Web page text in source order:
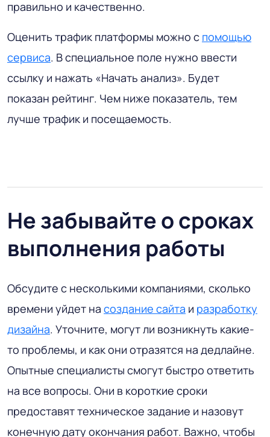
правильно и качественно.
Оценить трафик платформы можно с помощью
сервиса. В специальное поле нужно ввести
ссылку и нажать «Начать анализ». Будет
показан рейтинг. Чем ниже показатель, тем
лучше трафик и посещаемость.
Не забывайте о сроках
выполнения работы
Обсудите с несколькими компаниями, сколько
времени уйдет на создание сайта и разработку
дизайна. Уточните, могут ли возникнуть какие-
то проблемы, и как они отразятся на дедлайне.
Опытные специалисты смогут быстро ответить
на все вопросы. Они в короткие сроки
предоставят техническое задание и назовут
конечную дату окончания работ. Важно, чтобы